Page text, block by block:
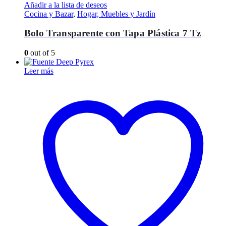
Añadir a la lista de deseos
Cocina y Bazar, Hogar, Muebles y Jardín
Bolo Transparente con Tapa Plástica 7 Tz
0 out of 5
Leer más